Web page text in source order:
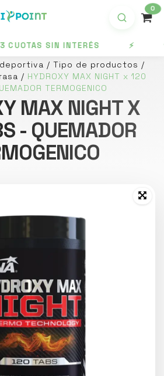
0
CUOTAS SIN INTERÉS ⚡ 10%
/ Tipo de productos /
/ HYDROXY MAX NIGHT x 120
TERMOGENICO
MAX NIGHT X
- QUEMADOR